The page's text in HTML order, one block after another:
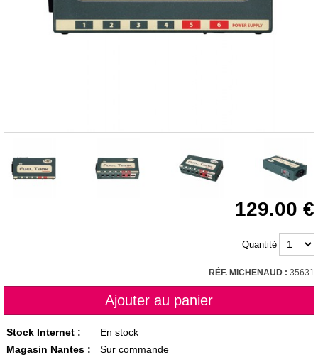
129.00
Quantité
RÉF. MICHENAUD : 35631
Stock Internet :
En stock
Magasin Nantes :
Sur commande